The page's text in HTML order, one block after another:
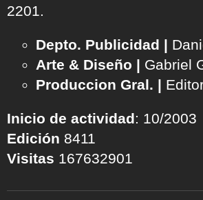
2201.
Depto. Publicidad |
Arte & Diseño | Gabriel
Produccion Gral. |
Inicio de actividad: 10/2003
Edición 8411
Visitas 167632901